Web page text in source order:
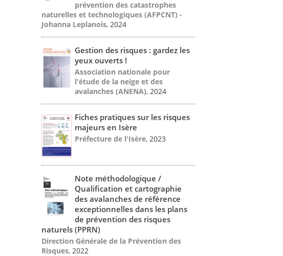
prévention des catastrophes
naturelles et technologiques (AFPCNT) -
Johanna Leplanois, 2024
Gestion des risques : gardez les
yeux ouverts !
Association nationale pour
l'étude de la neige et des
avalanches (ANENA), 2024
Fiches pratiques sur les risques
majeurs en Isère
Préfecture de l'Isère, 2023
Note méthodologique /
Qualification et cartographie
des avalanches de référence
exceptionnelles dans les plans
de prévention des risques
naturels (PPRN)
Direction Générale de la Prévention des
Risques, 2022